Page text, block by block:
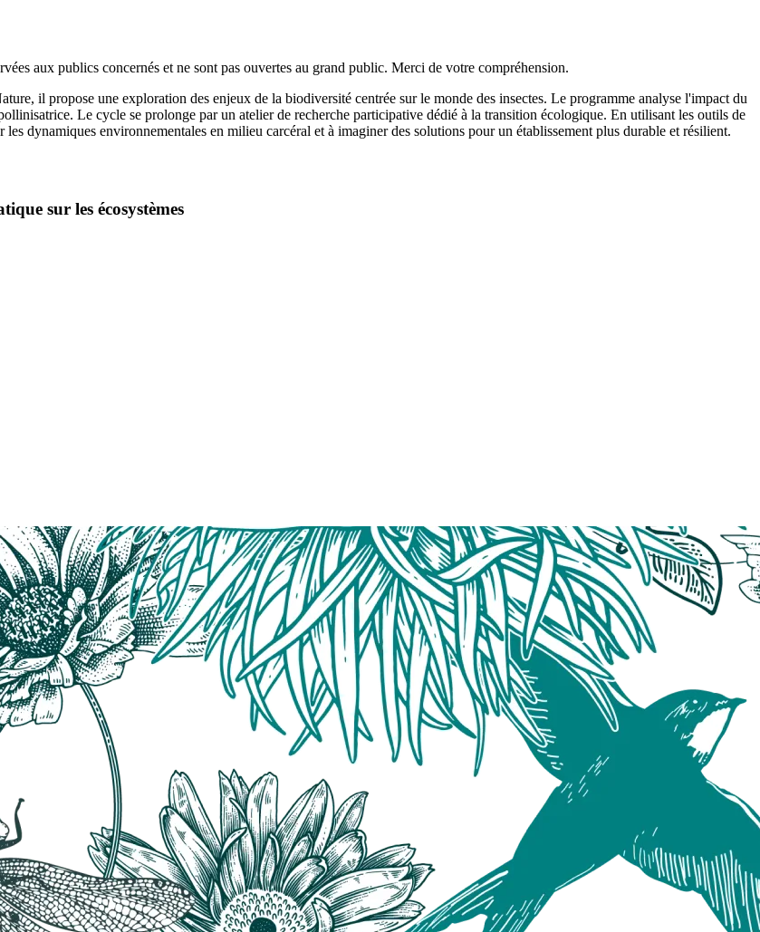
aux publics concernés et ne sont pas ouvertes au grand public. Merci de votre compréhension.
il propose une exploration des enjeux de la biodiversité centrée sur le monde des insectes. Le programme analyse l'impact du
Le cycle se prolonge par un atelier de recherche participative dédié à la transition écologique. En utilisant les outils de
dynamiques environnementales en milieu carcéral et à imaginer des solutions pour un établissement plus durable et résilient.
sur les écosystèmes